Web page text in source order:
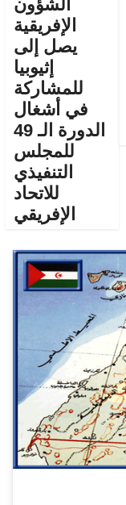
الشؤون
الإفريقية
يصل إلى
إثيوبيا
للمشاركة
في أشغال
الدورة الـ 49
للمجلس
التنفيذي
للاتحاد
الإفريقي